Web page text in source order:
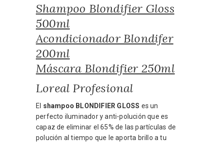
Shampoo Blondifier Gloss
500ml
Acondicionador Blondifer
200ml
Máscara Blondifier 250ml
Loreal Profesional
El shampoo BLONDIFIER GLOSS es un
perfecto iluminador y anti-polución que es
capaz de eliminar el 65% de las partículas de
polución al tiempo que le aporta brillo a tu